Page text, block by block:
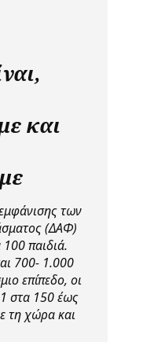
και
των
(ΔΑΦ)
παιδιά.
700- 1.000
επίπεδο, οι
1 στα 150 έως
τη χώρα και